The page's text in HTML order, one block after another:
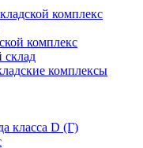
комплекс
комплекс
склад
комплексы
класса D (Г)